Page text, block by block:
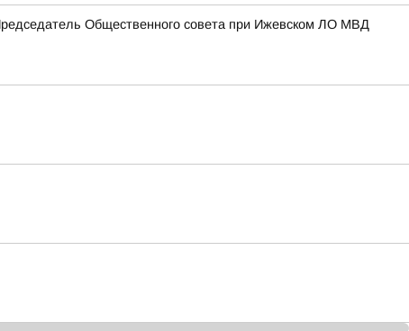
Общественного совета при Ижевском ЛО МВД